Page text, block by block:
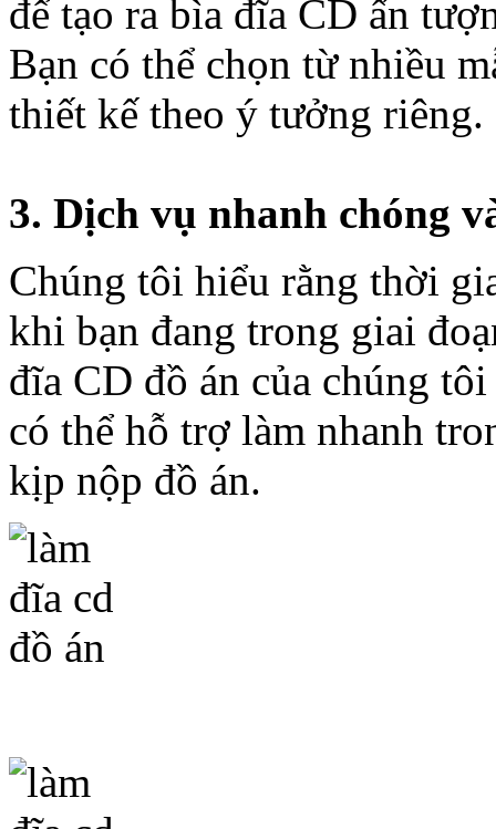
để tạo ra bìa đĩa CD ấn
Bạn có thể chọn từ nhiều
thiết kế theo ý tưởng riêng.
3. Dịch vụ nhanh chóng
Chúng tôi hiểu rằng thời
khi bạn đang trong giai
đĩa CD đồ án của chúng
có thể hỗ trợ làm nhanh
kịp nộp đồ án.